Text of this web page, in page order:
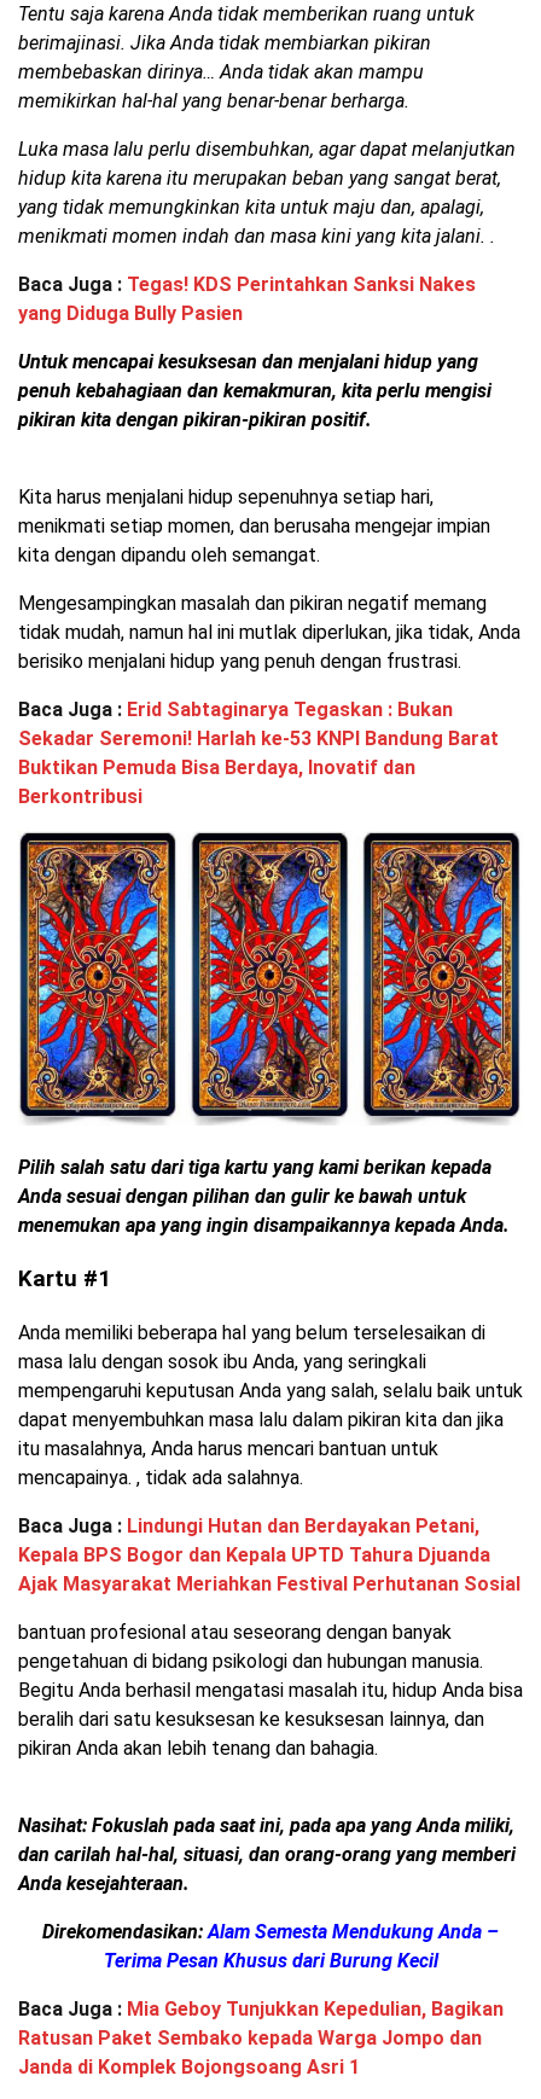
Tentu saja karena Anda tidak memberikan ruang untuk
berimajinasi. Jika Anda tidak membiarkan pikiran
membebaskan dirinya… Anda tidak akan mampu
memikirkan hal-hal yang benar-benar berharga.
Luka masa lalu perlu disembuhkan, agar dapat melanjutkan
hidup kita karena itu merupakan beban yang sangat berat,
yang tidak memungkinkan kita untuk maju dan, apalagi,
menikmati momen indah dan masa kini yang kita jalani. .
Baca Juga : Tegas! KDS Perintahkan Sanksi Nakes
yang Diduga Bully Pasien
Untuk mencapai kesuksesan dan menjalani hidup yang
penuh kebahagiaan dan kemakmuran, kita perlu mengisi
pikiran kita dengan pikiran-pikiran positif.
Kita harus menjalani hidup sepenuhnya setiap hari,
menikmati setiap momen, dan berusaha mengejar impian
kita dengan dipandu oleh semangat.
Mengesampingkan masalah dan pikiran negatif memang
tidak mudah, namun hal ini mutlak diperlukan, jika tidak, Anda
berisiko menjalani hidup yang penuh dengan frustrasi.
Baca Juga : Erid Sabtaginarya Tegaskan : Bukan
Sekadar Seremoni! Harlah ke-53 KNPI Bandung Barat
Buktikan Pemuda Bisa Berdaya, Inovatif dan
Berkontribusi
Pilih salah satu dari tiga kartu yang kami berikan kepada
Anda sesuai dengan pilihan dan gulir ke bawah untuk
menemukan apa yang ingin disampaikannya kepada Anda.
Kartu #1
Anda memiliki beberapa hal yang belum terselesaikan di
masa lalu dengan sosok ibu Anda, yang seringkali
mempengaruhi keputusan Anda yang salah, selalu baik untuk
dapat menyembuhkan masa lalu dalam pikiran kita dan jika
itu masalahnya, Anda harus mencari bantuan untuk
mencapainya. , tidak ada salahnya.
Baca Juga : Lindungi Hutan dan Berdayakan Petani,
Kepala BPS Bogor dan Kepala UPTD Tahura Djuanda
Ajak Masyarakat Meriahkan Festival Perhutanan Sosial
bantuan profesional atau seseorang dengan banyak
pengetahuan di bidang psikologi dan hubungan manusia.
Begitu Anda berhasil mengatasi masalah itu, hidup Anda bisa
beralih dari satu kesuksesan ke kesuksesan lainnya, dan
pikiran Anda akan lebih tenang dan bahagia.
Nasihat: Fokuslah pada saat ini, pada apa yang Anda miliki,
dan carilah hal-hal, situasi, dan orang-orang yang memberi
Anda kesejahteraan.
Direkomendasikan:Alam Semesta Mendukung Anda –
Terima Pesan Khusus dari Burung Kecil
Baca Juga : Mia Geboy Tunjukkan Kepedulian, Bagikan
Ratusan Paket Sembako kepada Warga Jompo dan
Janda di Komplek Bojongsoang Asri 1